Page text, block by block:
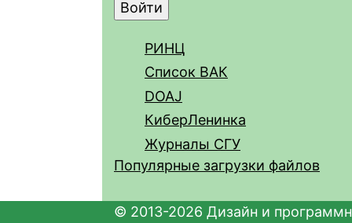
РИНЦ
Список ВАК
DOAJ
КиберЛенинка
Журналы СГУ
Популярные загрузки файлов
© 2013-2026 Дизайн и